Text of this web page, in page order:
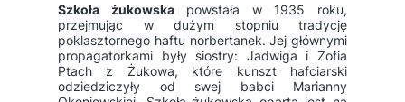
Szkoła żukowskapowstała w 1935 roku,
przejmując w dużym stopniu tradycję
poklasztornego haftu norbertanek. Jej głównymi
propagatorkami były siostry: Jadwiga i Zofia
Ptach z Żukowa, które kunszt hafciarski
odziedziczyły od swej babci Marianny